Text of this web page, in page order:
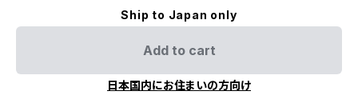
Ship to Japan only
Add to cart
日本国内にお住まいの方向け